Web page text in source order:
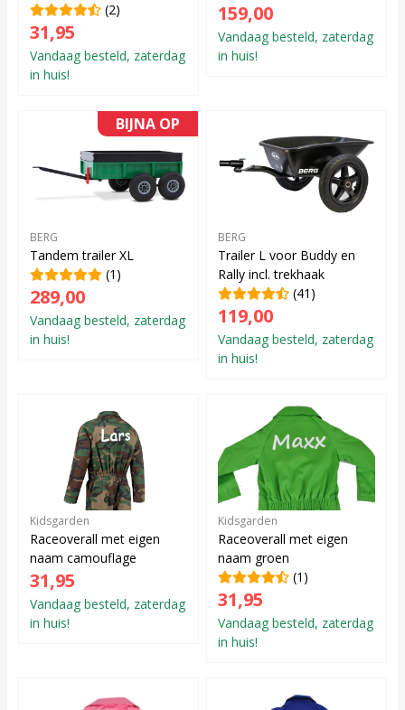
(2)
31,95
Vandaag besteld, zaterdag
in huis!
159,00
Vandaag besteld, zaterdag
in huis!
BIJNA OP
BERG
Tandem trailer XL
(1)
289,00
Vandaag besteld, zaterdag
in huis!
BERG
Trailer L voor Buddy en
Rally incl. trekhaak
(41)
119,00
Vandaag besteld, zaterdag
in huis!
Kidsgarden
Raceoverall met eigen
naam camouflage
31,95
Vandaag besteld, zaterdag
in huis!
Kidsgarden
Raceoverall met eigen
naam groen
(1)
31,95
Vandaag besteld, zaterdag
in huis!